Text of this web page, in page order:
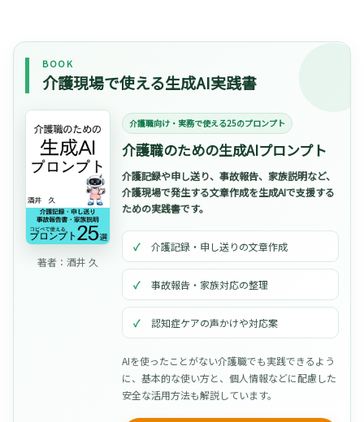
BOOK
介護現場で使える生成AI実践書
著者：酒井 久
介護職向け・実務で使える25のプロンプト
介護職のための生成AIプロンプト
介護記録や申し送り、事故報告、家族説明など、
介護現場で発生する文章作成を生成AIで支援する
ための実践書です。
介護記録・申し送りの文章作成
事故報告・家族対応の整理
認知症ケアの声かけや対応案
AIを使ったことがない介護職でも実践できるよう
に、基本的な使い方と、個人情報などに配慮した
安全な活用方法も解説しています。